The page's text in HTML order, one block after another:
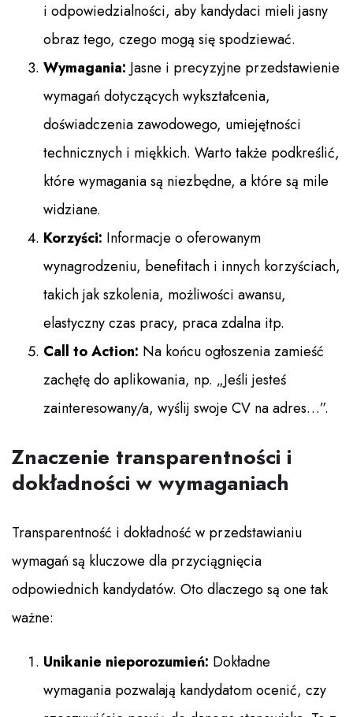
i odpowiedzialności, aby kandydaci mieli jasny
obraz tego, czego mogą się spodziewać.
Wymagania: Jasne i precyzyjne przedstawienie
wymagań dotyczących wykształcenia,
doświadczenia zawodowego, umiejętności
technicznych i miękkich. Warto także podkreślić,
które wymagania są niezbędne, a które są mile
widziane.
Korzyści: Informacje o oferowanym
wynagrodzeniu, benefitach i innych korzyściach,
takich jak szkolenia, możliwości awansu,
elastyczny czas pracy, praca zdalna itp.
Call to Action: Na końcu ogłoszenia zamieść
zachętę do aplikowania, np. „Jeśli jesteś
zainteresowany/a, wyślij swoje CV na adres…”.
Znaczenie transparentności i
dokładności w wymaganiach
Transparentność i dokładność w przedstawianiu
wymagań są kluczowe dla przyciągnięcia
odpowiednich kandydatów. Oto dlaczego są one tak
ważne:
Unikanie nieporozumień: Dokładne
wymagania pozwalają kandydatom ocenić, czy